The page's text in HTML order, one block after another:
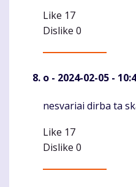
Like 17
Dislike 0
o - 2024-02-05 -
Komentaras
nesvariai dirba ta
Like 17
Dislike 0